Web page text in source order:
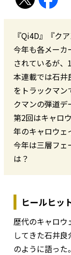
『Qi4D』『ク
今年も各メーカ
されているが
本連載では石井
をトラックマン
クマンの弾道デ
第2回はキャロ
年のキャロウェ
今年は三層フェ
は？
ヒールヒッ
歴代のキャロ
してきた石井
のように語った。